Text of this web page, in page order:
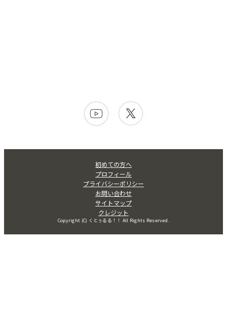
初めての方へ
プロフィール
プライバシーポリシー
お問い合わせ
サイトマップ
クレジット
Copyright (C) くとぅるる！！ All Rights Reserved.